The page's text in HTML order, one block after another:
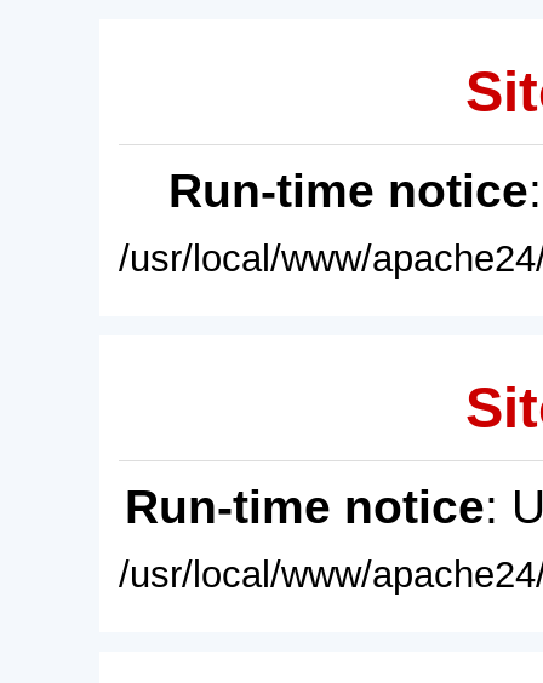
Run-time notice
/usr/local/www/
Run-time notice:
/usr/local/www/